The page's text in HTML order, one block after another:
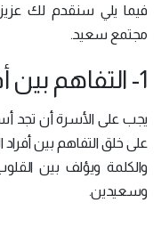
فيما يلي سنقدم لك
مجتمع سعيد.
1- التفاهم بين أفراد الأسرة:
يجب على الأسرة أن تجد
على خلق التفاهم بين
والكلمة ويؤلف بين
وسعيدين.